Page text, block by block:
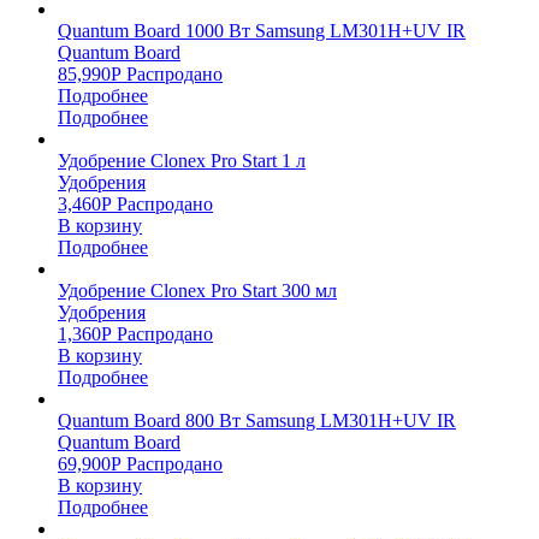
Quantum Board 1000 Вт Samsung LM301H+UV IR
Quantum Board
85,990Р Распродано
Подробнее
Подробнее
Удобрение Clonex Pro Start 1 л
Удобрения
3,460Р Распродано
В корзину
Подробнее
Удобрение Clonex Pro Start 300 мл
Удобрения
1,360Р Распродано
В корзину
Подробнее
Quantum Board 800 Вт Samsung LM301H+UV IR
Quantum Board
69,900Р Распродано
В корзину
Подробнее